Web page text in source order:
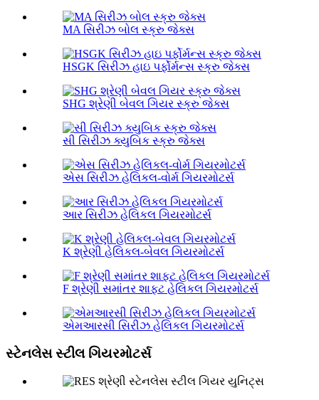
MA સિરીઝ બોલ સ્ક્રુ જેક્સ
HSGK સિરીઝ હાઇ પર્ફોર્મન્સ સ્ક્રુ જેક્સ
SHG શ્રેણી બેવલ ગિયર સ્ક્રુ જેક્સ
સી સિરીઝ ક્યુબિક સ્ક્રુ જેક્સ
એસ સિરીઝ હેલિકલ-વોર્મ ગિયરમોટર્સ
આર સિરીઝ હેલિકલ ગિયરમોટર્સ
K શ્રેણી હેલિકલ-બેવલ ગિયરમોટર્સ
F શ્રેણી સમાંતર શાફ્ટ હેલિકલ ગિયરમોટર્સ
એમઆરસી સિરીઝ હેલિકલ ગિયરમોટર્સ
સ્ટેનલેસ સ્ટીલ ગિયરમોટર્સ